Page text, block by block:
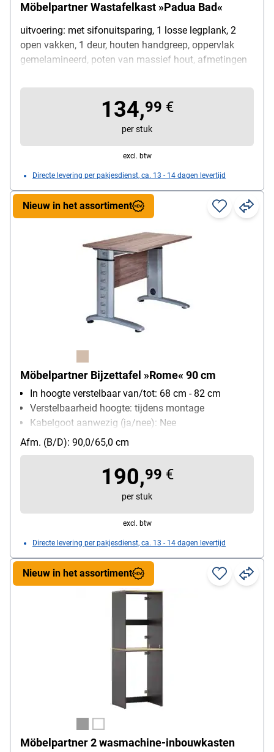
Möbelpartner Wastafelkast »Padua Bad«
uitvoering: met sifonuitsparing, 1 losse legplank, 2
open vakken, 1 deur, houten handgreep, oppervlak
gemelamineerd, poten van massief hout, afmetingen
134,99 €
per stuk
excl. btw
Directe levering per pakjesdienst, ca. 13 - 14 dagen levertijd
Möbelpartner Bijzettafel »Rome« 90 cm
In hoogte verstelbaar van/tot: 68 cm - 82 cm
Verstelbaarheid hoogte: tijdens montage
Kabelgoot aanwezig (ja/nee): Nee
Afm. (B/D): 90,0/65,0 cm
Nieuw in het assortiment
190,99 €
per stuk
excl. btw
Directe levering per pakjesdienst, ca. 13 - 14 dagen levertijd
Möbelpartner 2 wasmachine-inbouwkasten
Nieuw in het assortiment